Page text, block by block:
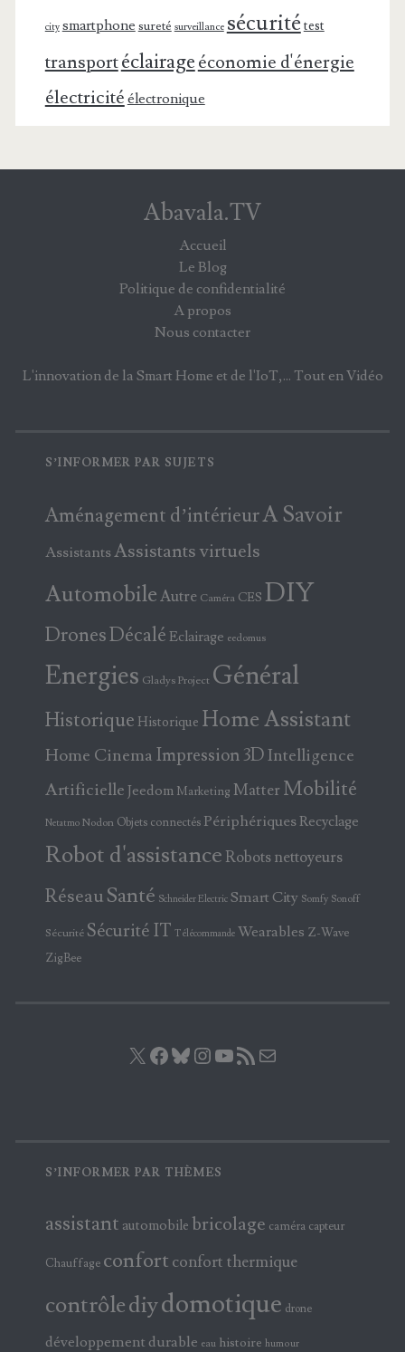
city smartphone sureté surveillance sécuritétest
transportéclairageéconomie d'énergie
électricité électronique
Abavala.TV
Accueil
Le Blog
Politique de confidentialité
A propos
Nous contacter
L'innovation de la Smart Home et de l'IoT,... Tout en Vidéo
S’INFORMER PAR SUJETS
Aménagement d’intérieurA Savoir
AssistantsAssistants virtuels
AutomobileAutre Caméra CES DIY
DronesDécalé Eclairage eedomus
Energies Gladys Project Général
Historique Historique Home Assistant
Home Cinema Impression 3DIntelligence
Artificielle Jeedom Marketing Matter Mobilité
Netatmo Nodon Objets connectés PériphériquesRecyclage
Robot d'assistance Robots nettoyeurs
RéseauSanté Schneider Electric Smart City Somfy Sonoff
Sécurité Sécurité IT Télécommande Wearables Z-Wave
ZigBee
X Facebook
Bluesky
Instagram
YouTube
Flux RSS
S’INFORMER PAR THÈMES
assistant automobile bricolage caméra capteur
Chauffage confort confort thermique
contrôlediydomotique drone
développement durable eau histoire humour